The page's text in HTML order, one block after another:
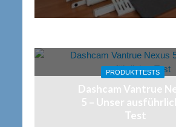
PRODUKTTESTS
Dashcam Vantrue
5 – Unser
Test